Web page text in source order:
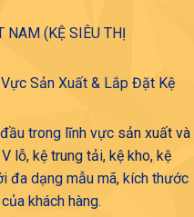
NAM (KỆ SIÊU THỊ
Sản Xuất & Lắp Đặt Kệ
trong lĩnh vực sản xuất và
lỗ, kệ trung tải, kệ kho, kệ
đa dạng mẫu mã, kích thước
khách hàng.